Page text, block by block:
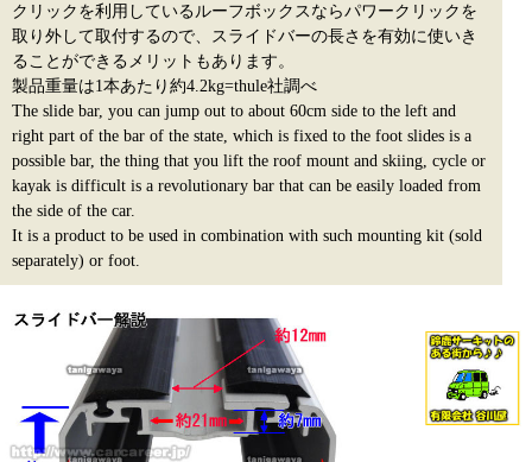
クリックを利用しているルーフボックスならパワークリックを
取り外して取付するので、スライドバーの長さを有効に使いき
ることができるメリットもあります。
製品重量は1本あたり約4.2kg=thule社調べ
The slide bar, you can jump out to about 60cm side to the left and
right part of the bar of the state, which is fixed to the foot slides is a
possible bar, the thing that you lift the roof mount and skiing, cycle or
kayak is difficult is a revolutionary bar that can be easily loaded from
the side of the car.
It is a product to be used in combination with such mounting kit (sold
separately) or foot.